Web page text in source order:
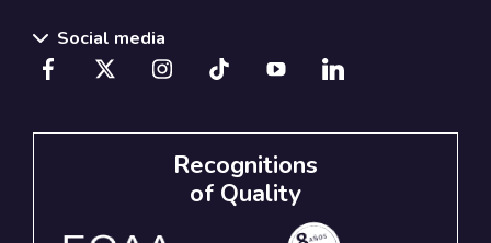
Social media
Recognitions
of Quality